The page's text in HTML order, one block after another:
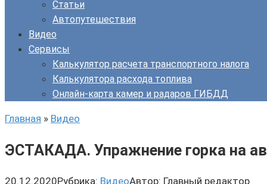
Статьи
Автопутешествия
Видео
Сервисы
Калькулятор расчета транспортного налога
Калькулятора расхода топлива
Онлайн-карта камер и радаров ГИБДД
Главная » Видео
ЭСТАКАДА. Упражнение горка на
20.12.2020Рубрика: ВидеоАвтор: Главный редактор